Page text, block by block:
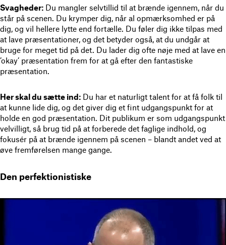
Svagheder: Du mangler selvtillid til at brænde igennem, når du
står på scenen. Du krymper dig, når al opmærksomhed er på
dig, og vil hellere lytte end fortælle. Du føler dig ikke tilpas med
at lave præsentationer, og det betyder også, at du undgår at
bruge for meget tid på det. Du lader dig ofte nøje med at lave en
’okay’ præsentation frem for at gå efter den fantastiske
præsentation.
Her skal du sætte ind: Du har et naturligt talent for at få folk til
at kunne lide dig, og det giver dig et fint udgangspunkt for at
holde en god præsentation. Dit publikum er som udgangspunkt
velvilligt, så brug tid på at forberede det faglige indhold, og
fokusér på at brænde igennem på scenen – blandt andet ved at
øve fremførelsen mange gange.
Den perfektionistiske